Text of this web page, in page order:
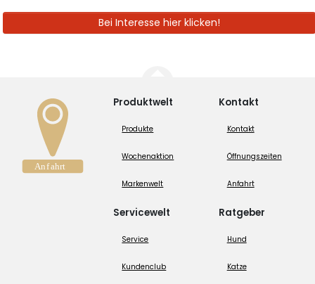
Bei Interesse hier klicken!
Produktwelt
Produkte
Wochenaktion
Markenwelt
Servicewelt
Service
Kundenclub
Kontakt
Kontakt
Öffnungszeiten
Anfahrt
Ratgeber
Hund
Katze